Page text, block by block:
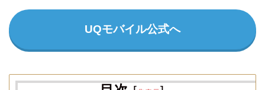
UQモバイル公式へ